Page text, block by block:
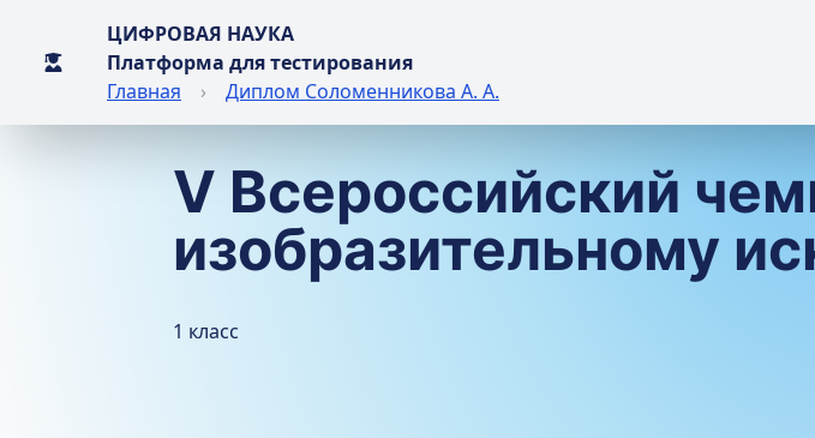
ЦИФРОВАЯ НАУКА
Платформа для тестирования
Главная
› Диплом Соломенникова А. А.
V Всероссийский
изобразительному
1 класс